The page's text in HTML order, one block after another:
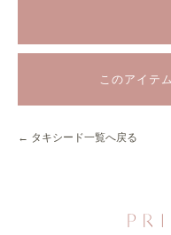
このアイテ
← タキシード一覧へ戻る